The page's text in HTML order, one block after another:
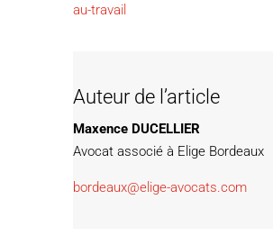
au-travail
Auteur de l’article
Maxence DUCELLIER
Avocat associé à Elige Bordeaux
bordeaux@elige-avocats.com